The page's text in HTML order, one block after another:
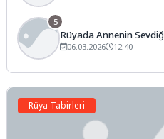
5
Rüyada Annenin
Gelir?
06.03.2026 12:40
Rüya Tabirleri